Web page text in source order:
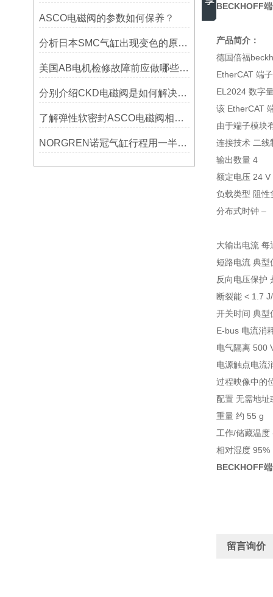
ASCO电磁阀的参数如何保养？
分析日本SMC气缸出现变色的原因及解决办法
美国AB电机检修故障前应做哪些检查
分别介绍CKD电磁阀是如何解决试压与主要作用及
了解弹性软密封ASCO电磁阀相关信息优，寿命更长
NORGREN诺冠气缸行程用一半可以吗
BECKHOFF
产品简介：
德国倍福
EtherCAT 端
EL2024 数字
该 EtherCAT
由于端子模块
连接技术 二线
输出数量 4
额定电压 24
负载类型 阻性
分布式时钟 –
大输出电流
短路电流 典型
反向电压保护
断裂能 < 1.7
开关时间 典
E-bus 电流消
电气隔离 500
电源触点电流
过程映像中的
配置 无需地址
重量 约 55 g
工作/储藏温
相对湿度 95%
BECKHOFF
留言询价